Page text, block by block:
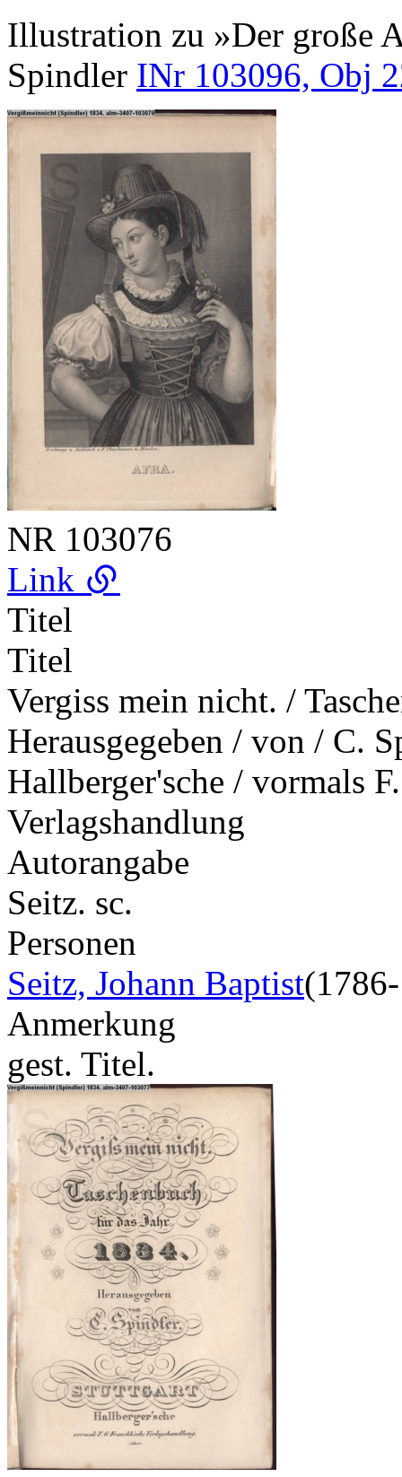
Illustration zu »Der große
Spindler INr 103096, Obj
NR 103076
Link
Titel
Titel
Vergiss mein nicht. /
Herausgegeben / von / C.
Hallberger'sche / vormals
Verlagshandlung
Autorangabe
Seitz. sc.
Personen
Seitz, Johann Baptist
Anmerkung
gest. Titel.